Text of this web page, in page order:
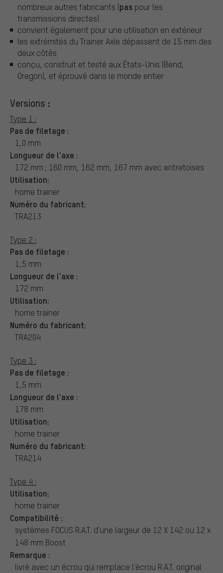
nombreux autres fabricants (pas pour les
transmissions directes)
convient également pour une utilisation en extérieur
les extrémités du Trainer Axle dépassent de 15 mm des
deux côtés
conçu, construit et testé aux États-Unis (Bend,
Oregon), et éprouvé dans le monde entier
Versions :
Type 1 :
Pas de filetage :
1,0 mm
Longueur de l'axe :
172 mm ; 160 mm, 162 mm, 167 mm avec entretoises
Utilisation:
home trainer
Numéro du fabricant:
TRA213
Type 2 :
Pas de filetage :
1,5 mm
Longueur de l'axe :
172 mm
Utilisation:
home trainer
Numéro du fabricant:
TRA204
Type 3 :
Pas de filetage :
1,5 mm
Longueur de l'axe :
178 mm
Utilisation:
home trainer
Numéro du fabricant:
TRA214
Type 4 :
Utilisation:
home trainer
Compatibilité :
systèmes FOCUS R.A.T. d'une largeur de 12 X 142 ou 12 x
148 mm Boost
Remarque :
livré avec un écrou qui remplace l'écrou R.A.T. original